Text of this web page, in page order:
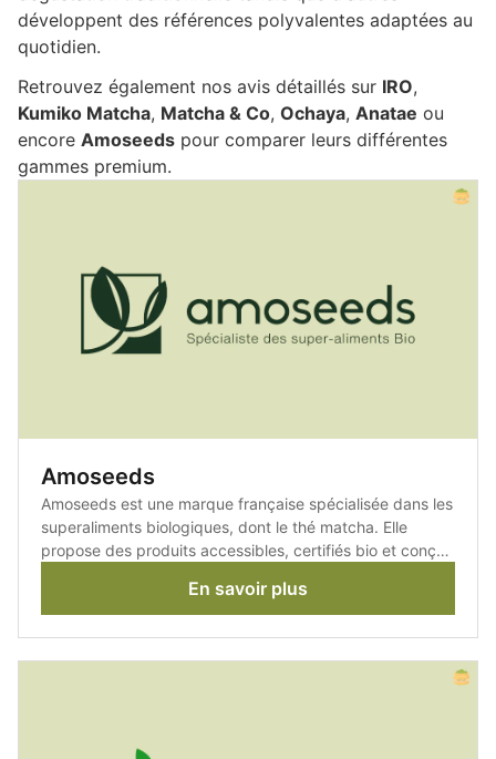
développent des références polyvalentes adaptées au
quotidien.
Retrouvez également nos avis détaillés sur IRO,
Kumiko Matcha, Matcha & Co, Ochaya, Anatae ou
encore Amoseeds pour comparer leurs différentes
gammes premium.
Amoseeds
Amoseeds est une marque française spécialisée dans les
superaliments biologiques, dont le thé matcha. Elle
propose des produits accessibles, certifiés bio et conçus
En savoir plus